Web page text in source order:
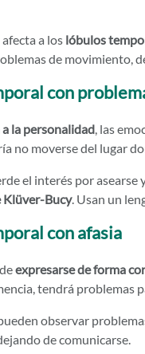
a los lóbulos
de movimiento,
con
la personalidad, las
no moverse del lugar
el interés por
Klüver-Bucy. Usan un
con afasia
expresarse de forma
tendrá problemas
observar
de comunicarse.